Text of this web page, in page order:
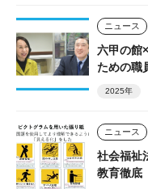
ニュース
六甲の館
ための職
2025年
ニュース
社会福祉
教育徹底